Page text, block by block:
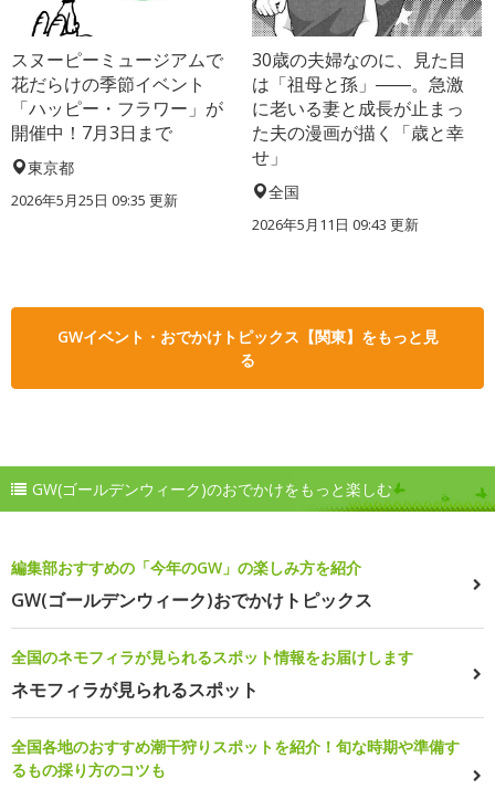
スヌーピーミュージアムで
花だらけの季節イベント
「ハッピー・フラワー」が
開催中！7月3日まで
東京都
2026年5月25日 09:35 更新
30歳の夫婦なのに、見た目
は「祖母と孫」――。急激
に老いる妻と成長が止まっ
た夫の漫画が描く「歳と幸
せ」
全国
2026年5月11日 09:43 更新
GWイベント・おでかけトピックス【関東】をもっと見
る
GW(ゴールデンウィーク)のおでかけをもっと楽しむ
編集部おすすめの「今年のGW」の楽しみ方を紹介
GW(ゴールデンウィーク)おでかけトピックス
全国のネモフィラが見られるスポット情報をお届けします
ネモフィラが見られるスポット
全国各地のおすすめ潮干狩りスポットを紹介！旬な時期や準備す
るもの採り方のコツも